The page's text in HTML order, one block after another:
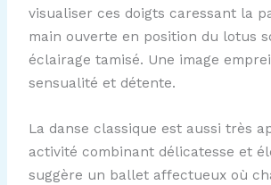
visualiser ces doigts caressant la
main ouverte en position du lotus
éclairage tamisé. Une image
sensualité et détente.
La danse classique est aussi très
activité combinant délicatesse et
suggère un ballet affectueux où